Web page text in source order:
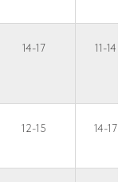
14-17 11-14
12-15 14-17